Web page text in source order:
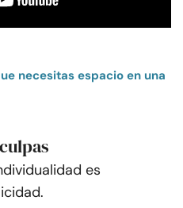
necesitas espacio en una
es